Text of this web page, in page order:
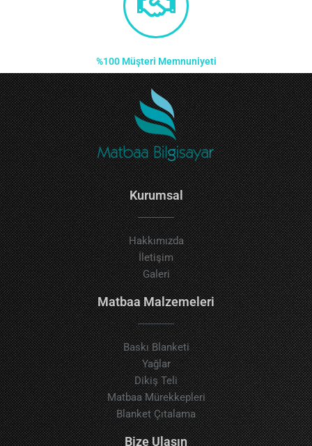
%100 Müşteri Memnuniyeti
Kurumsal
Hakkımızda
İletişim
Galeri
Matbaa Malzemeleri
Baskı Blanketi
Yağlar
Dikiş Teli
Matbaa Mürekkepleri
Blanket Çıtalama
Bize Ulaşın